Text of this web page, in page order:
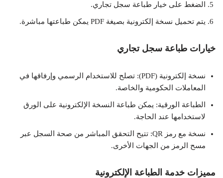
الضغط على خيار طباعة سجل تجاري.
يتم تحميل نسخة إلكترونية بصيغة PDF يمكن طباعتها مباشرة.
خيارات طباعة سجل تجاري
نسخة إلكترونية (PDF): تصلح للاستخدام الرسمي وإرفاقها في
المعاملات الحكومية والخاصة.
الطباعة الورقية: يمكن طباعة النسخة الإلكترونية على الورق
لاستخدامها عند الحاجة.
نسخة مع رمز QR: تتيح التحقق المباشر من صحة السجل عبر
مسح الرمز من الجهات الأخرى.
مميزات خدمة الطباعة الإلكترونية